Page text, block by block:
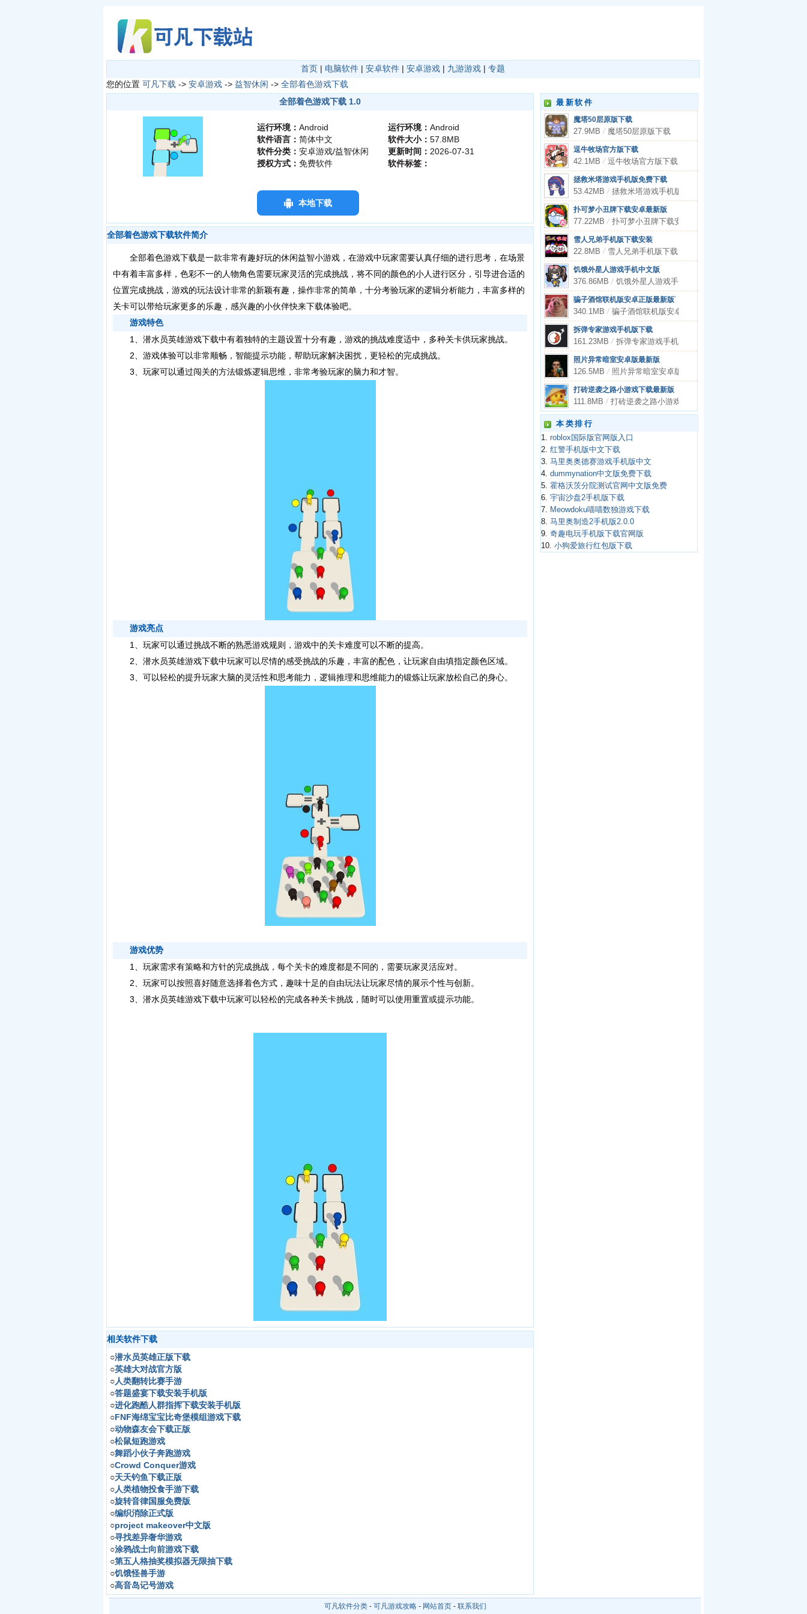
首页 | 电脑软件 | 安卓软件 | 安卓游戏 | 九游游戏 | 专题
您的位置 可凡下载 -> 安卓游戏 -> 益智休闲 -> 全部着色游戏下载
全部着色游戏下载 1.0
运行环境： Android
软件语言： 简体中文
软件分类： 安卓游戏/益智休闲
授权方式： 免费软件
运行环境： Android
软件大小： 57.8MB
更新时间： 2026-07-31
软件标签：
本地下载
全部着色游戏下载软件简介
全部着色游戏下载是一款非常有趣好玩的休闲益智小游戏，在游戏中玩家需要认真仔细的进行思考，在场景
中有着丰富多样，色彩不一的人物角色需要玩家灵活的完成挑战，将不同的颜色的小人进行区分，引导进合适的
位置完成挑战，游戏的玩法设计非常的新颖有趣，操作非常的简单，十分考验玩家的逻辑分析能力，丰富多样的
关卡可以带给玩家更多的乐趣，感兴趣的小伙伴快来下载体验吧。
游戏特色
1、潜水员英雄游戏下载中有着独特的主题设置十分有趣，游戏的挑战难度适中，多种关卡供玩家挑战。
2、游戏体验可以非常顺畅，智能提示功能，帮助玩家解决困扰，更轻松的完成挑战。
3、玩家可以通过闯关的方法锻炼逻辑思维，非常考验玩家的脑力和才智。
游戏亮点
1、玩家可以通过挑战不断的熟悉游戏规则，游戏中的关卡难度可以不断的提高。
2、潜水员英雄游戏下载中玩家可以尽情的感受挑战的乐趣，丰富的配色，让玩家自由填指定颜色区域。
3、可以轻松的提升玩家大脑的灵活性和思考能力，逻辑推理和思维能力的锻炼让玩家放松自己的身心。
游戏优势
1、玩家需求有策略和方针的完成挑战，每个关卡的难度都是不同的，需要玩家灵活应对。
2、玩家可以按照喜好随意选择着色方式，趣味十足的自由玩法让玩家尽情的展示个性与创新。
3、潜水员英雄游戏下载中玩家可以轻松的完成各种关卡挑战，随时可以使用重置或提示功能。
相关软件下载
○潜水员英雄正版下载
○英雄大对战官方版
○人类翻转比赛手游
○答题盛宴下载安装手机版
○进化跑酷人群指挥下载安装手机版
○FNF海绵宝宝比奇堡模组游戏下载
○动物森友会下载正版
○松鼠短跑游戏
○舞蹈小伙子奔跑游戏
○Crowd Conquer游戏
○天天钓鱼下载正版
○人类植物投食手游下载
○旋转音律国服免费版
○编织消除正式版
○project makeover中文版
○寻找差异奢华游戏
○涂鸦战士向前游戏下载
○第五人格抽奖模拟器无限抽下载
○饥饿怪兽手游
○高音岛记号游戏
最新软件
魔塔50层原版下载
27.9MB/ 魔塔50层原版下载
逗牛牧场官方版下载
42.1MB/ 逗牛牧场官方版下载
拯救米塔游戏手机版免费下载
53.42MB/ 拯救米塔游戏手机版免费下载
扑可梦小丑牌下载安卓最新版
77.22MB/ 扑可梦小丑牌下载安卓最新版
雪人兄弟手机版下载安装
22.8MB/ 雪人兄弟手机版下载安装
饥饿外星人游戏手机中文版
376.86MB/ 饥饿外星人游戏手机中文版
骗子酒馆联机版安卓正版最新版下载
340.1MB/ 骗子酒馆联机版安卓正版最新版下载
拆弹专家游戏手机版下载
161.23MB/ 拆弹专家游戏手机版下载
照片异常暗室安卓版最新版
126.5MB/ 照片异常暗室安卓版最新版
打砖逆袭之路小游戏下载最新版
111.8MB/ 打砖逆袭之路小游戏下载最新版
本类排行
1. roblox国际版官网版入口
2. 红警手机版中文下载
3. 马里奥奥德赛游戏手机版中文
4. dummynation中文版免费下载
5. 霍格沃茨分院测试官网中文版免费
6. 宇宙沙盘2手机版下载
7. Meowdoku喵喵数独游戏下载
8. 马里奥制造2手机版2.0.0
9. 奇趣电玩手机版下载官网版
10. 小狗爱旅行红包版下载
可凡软件分类- 可凡游戏攻略- 网站首页- 联系我们